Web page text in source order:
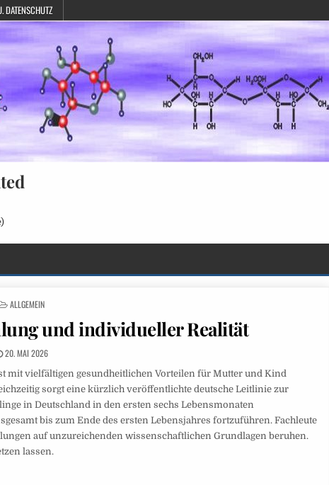
DATENSCHUTZ
POSTED
ALLGEMEIN
und individueller Realität
20. MAI 2026
mit vielfältigen gesundheitlichen Vorteilen für Mutter und Kind
sorgt eine kürzlich veröffentlichte deutsche Leitlinie zur
in Deutschland in den ersten sechs Lebensmonaten
bis zum Ende des ersten Lebensjahres fortzuführen. Fachleute
auf unzureichenden wissenschaftlichen Grundlagen beruhen.
lassen.